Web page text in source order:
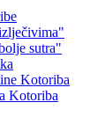
sutra"
Kotoriba
Kotoriba